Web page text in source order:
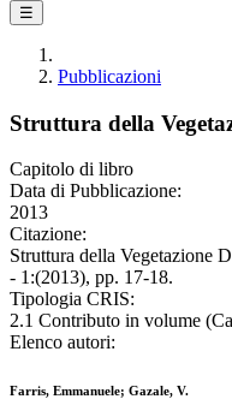
☰
Pubblicazioni
Struttura della
Capitolo di libro
Data di Pubblicazione:
2013
Citazione:
Struttura della Vegetazione
- 1:(2013), pp. 17-18.
Tipologia CRIS:
2.1 Contributo in volume
Elenco autori:
Farris, Emmanuele; Gazale, V.